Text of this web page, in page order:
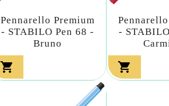
Pennarello Premium
- STABILO Pen 68 -
Bruno

-
